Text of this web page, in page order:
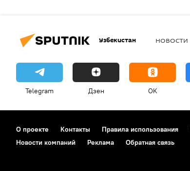
Узбекистан НОВОСТИ
Telegram Дзен OK
О проекте Контакты Правила использования
Новости компаний
Реклама Обратная связь